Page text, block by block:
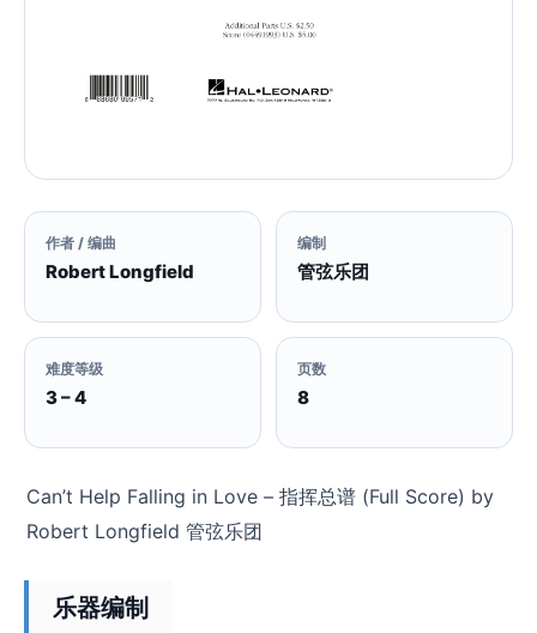
作者 / 编曲
Robert Longfield
编制
管弦乐团
难度等级
3 – 4
页数
8
Can’t Help Falling in Love – 指挥总谱 (Full Score) by
Robert Longfield 管弦乐团
乐器编制